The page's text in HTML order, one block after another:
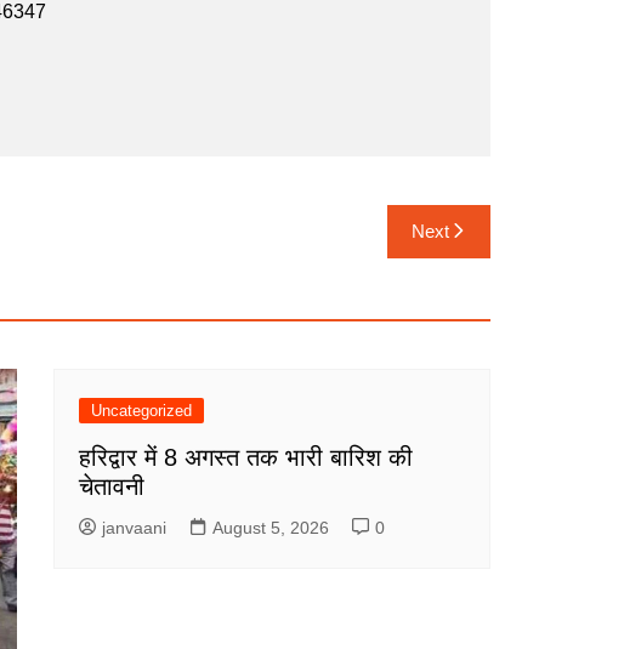
Next
Uncategorized
हरिद्वार में 8 अगस्त तक भारी बारिश की
चेतावनी
janvaani August 5, 2026 0